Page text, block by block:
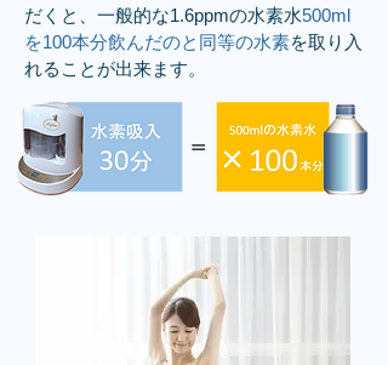
だくと、一般的な1.6ppmの水素水500ml
を100本分飲んだのと同等の水素を取り入
れることが出来ます。